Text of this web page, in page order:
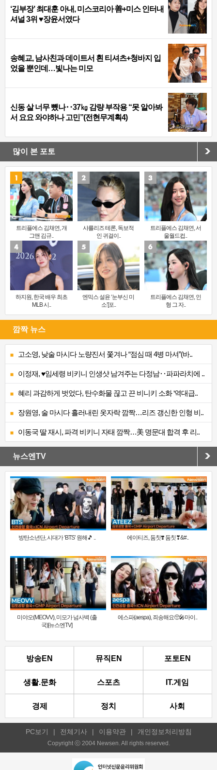
‘김부장’ 최대훈 아내, 미스코리아 善+미스 인터내
셔널 3위 ♥장윤서였다
송혜교, 남사친과 데이트서 흰 티셔츠+청바지 입
었을 뿐인데…빛나는 미모
신동 살 너무 뺐나‥37㎏ 감량 부작용 “못 알아봐
서 요요 와야하나 고민”(전현무계획4)
많이 본 포토
트리플에스 김채연, 개
그맨 김규..
샤를리즈 테론, 독보적
인 귀걸이..
트리플에스 김채연, 서
울월드컵..
하지원, 한국 배우 최초
MLB 시..
엔믹스 설윤 ‘눈부신 미
소’[포..
트리플에스 김채연, 인
형 그 자..
깜짝 뉴스
고소영, 낮술 마시다 노량진서 쫓겨나 “점심 때 4병 마셔”(바..
이정재, ♥임세령 비키니 인생샷 남겨주는 다정남‥파파라치에 ..
혜리 과감하게 벗었다, 탄수화물 끊고 끈 비니키 소화 ‘역대급..
장원영, 술 마시다 흘러내린 옷자락 깜짝…리즈 갱신한 인형 비..
이동국 딸 재시, 파격 비키니 자태 깜짝…美 명문대 합격 후 리..
뉴스엔TV
방탄소년단, 시대가 ‘BTS’ 원해🎵 .. 에이티즈, 둠칫❣️ 둠칫❣&#..
미야오(MEOVV), 미모가 넘사벽 (출
국)[뉴스엔TV]
에스파(aespa), 죄송해요🥺🎤마이..
방송EN 뮤직EN 포토EN
생활.문화 스포츠 IT.게임
경제 정치 사회
PC보기 | 전체기사 | 이용약관 | 개인정보처리방침
Copyright ⓒ 2004 Newsen. All rights reserved.